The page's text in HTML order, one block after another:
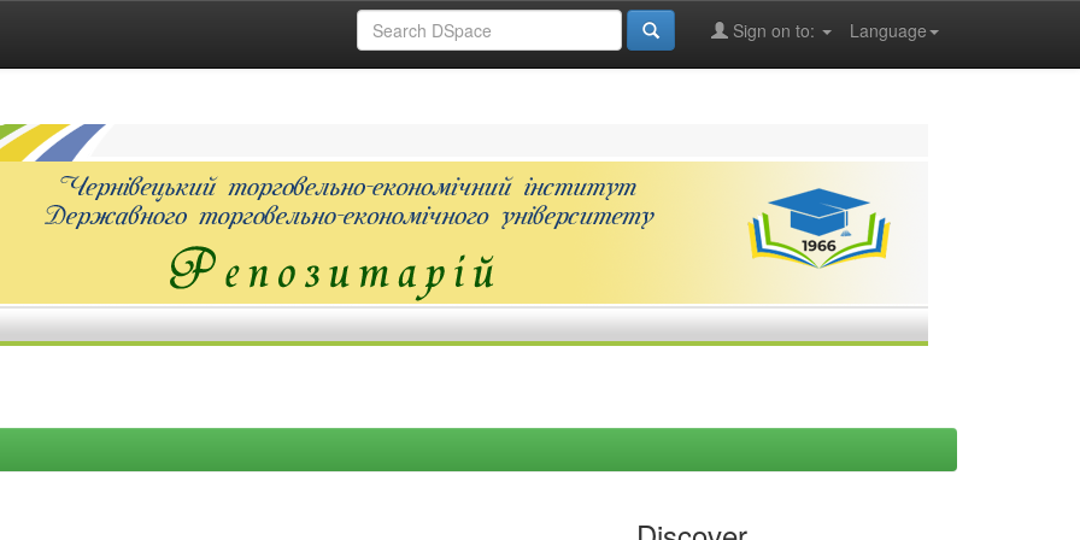
Language
Sign on to: